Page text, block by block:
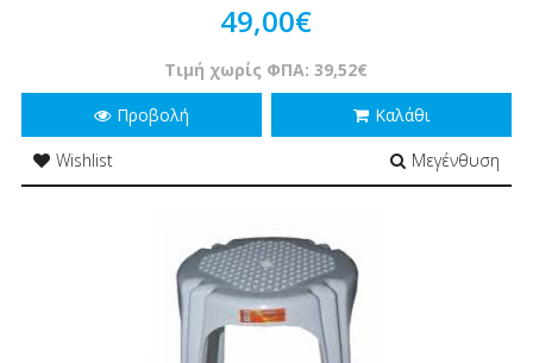
49,00€
Τιμή χωρίς ΦΠΑ: 39,52€
Προβολή
Καλάθι
Wishlist
Μεγένθυση